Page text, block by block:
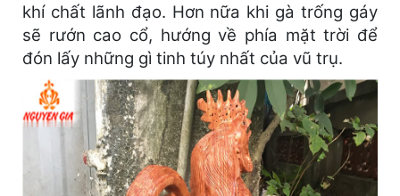
khí chất lãnh đạo. Hơn nữa khi gà trống gáy
sẽ rướn cao cổ, hướng về phía mặt trời để
đón lấy những gì tinh túy nhất của vũ trụ.